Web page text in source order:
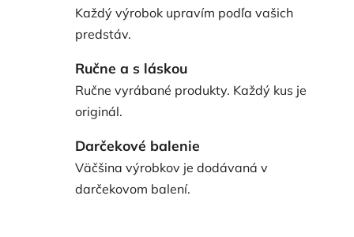
Každý výrobok upravím podľa vašich
predstáv.
Ručne a s láskou
Ručne vyrábané produkty. Každý kus je
originál.
Darčekové balenie
Väčšina výrobkov je dodávaná v
darčekovom balení.